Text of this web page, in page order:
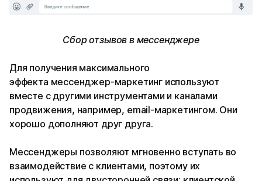
Сбор отзывов в мессенджере
Для получения максимального
эффекта мессенджер-маркетинг используют
вместе с другими инструментами и каналами
продвижения, например, email-маркетингом. Они
хорошо дополняют друг друга.
Мессенджеры позволяют мгновенно вступать во
взаимодействие с клиентами, поэтому их